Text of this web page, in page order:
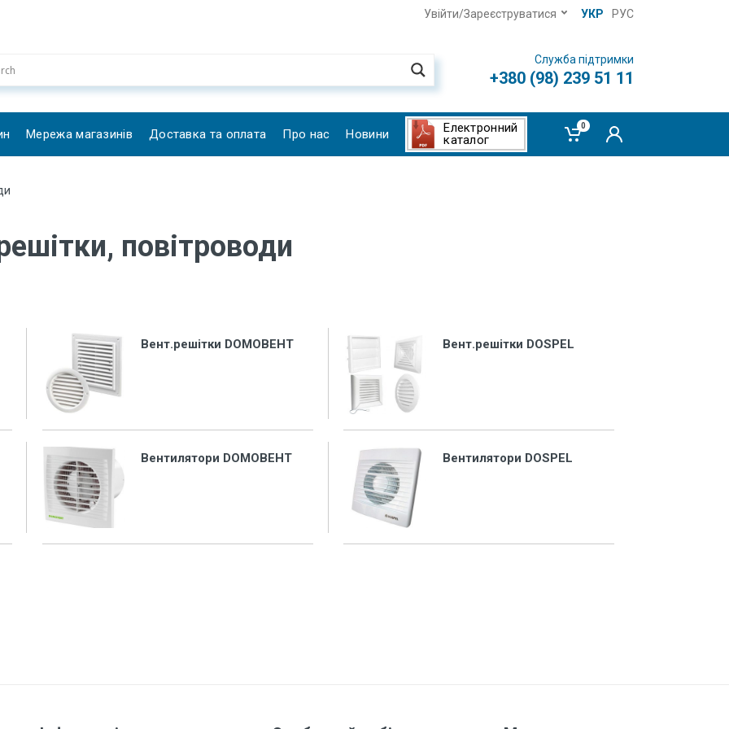
Увійти/Зареєструватися УКР РУС
Служба підтримки
+380 (98) 239 51 11
Мережа магазинів Доставка та оплата Про нас Новини
Електронний
каталог
0
повітроводи
Вент.решітки DOMOВЕНТ Вент.решітки DOSPEL
Вентилятори DOMOВЕНТ Вентилятори DOSPEL